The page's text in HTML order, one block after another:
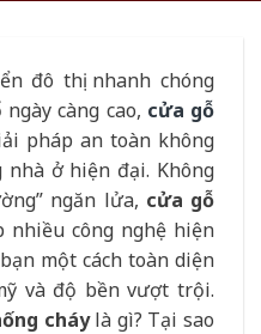
đô thị nhanh chóng
càng cao, cửa gỗ
pháp an toàn không
ở hiện đại. Không
ngăn lửa, cửa gỗ
công nghệ hiện
một cách toàn diện
và độ bền vượt trội.
cháylà gì? Tại sao